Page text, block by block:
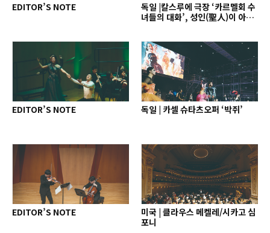
EDITOR’S NOTE
독일 |칼스루에 극장 ‘카르멜회 수
녀들의 대화’, 성인(聖人)이 아닌
EDITOR’S NOTE 독일 | 카셀 슈타츠오퍼 ‘박쥐’
EDITOR’S NOTE
미국 | 클라우스 메켈레/시카고 심
포니